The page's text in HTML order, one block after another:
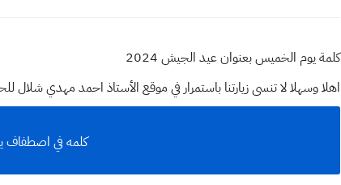
كلمة يوم الخميس بعنوان عيد الجيش 2024
اهلا وسهلالا تنسى زيارتنا باستمرار في موقع الأستاذ احمد مهدي
كلمه في اصطفاف